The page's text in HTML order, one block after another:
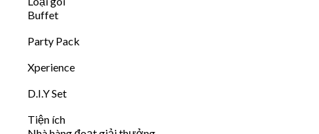
Buffet
Party Pack
Xperience
D.I.Y Set
Tiện ích